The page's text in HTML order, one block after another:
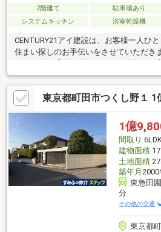
2階建て 駐車場あり
システムキッチン
浴室乾燥機
CENTURY21アイ建設は、お客様一人ひ
住まい探しのお手伝いをさせていただき
れ。だからこそマニュアルではなく、お
メイドのサポートを。物件探しからその
者として並走させていただきます。多少
まずはご相談ください。グループ創業38
報量で、きっとお客様のご期待にお応
すいいちばん分かりやすいいちばんワ
ークへCENTURY21アイ建設
東京都町田市つくし野１ 1
1億
間取り
建物面積
土地面積
築年月
東急田
分
その他の交通
東京都